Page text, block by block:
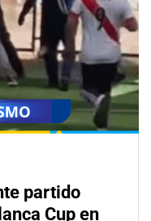
partido
Cup en